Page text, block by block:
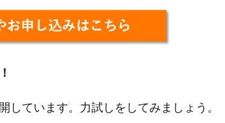
ています。力試しをしてみましょう。